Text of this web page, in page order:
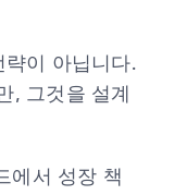
이 아닙니다.
, 그것을 설계
에서 성장 책